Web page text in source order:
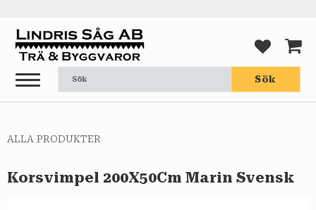
Meny
Sök
ALLA PRODUKTER
Korsvimpel 200X50Cm Marin Svensk